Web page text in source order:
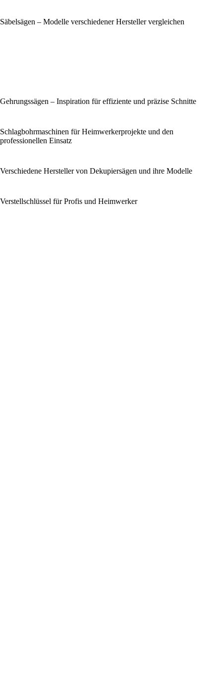
Säbelsägen – Modelle verschiedener Hersteller vergleichen
Gehrungssägen – Inspiration für effiziente und präzise Schnitte
Schlagbohrmaschinen für Heimwerkerprojekte und den
professionellen Einsatz
Verschiedene Hersteller von Dekupiersägen und ihre Modelle
Verstellschlüssel für Profis und Heimwerker